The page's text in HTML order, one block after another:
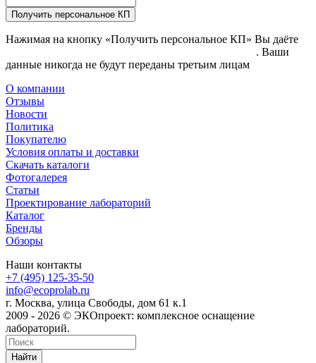
Получить персональное КП
Нажимая на кнопку «Получить персональное КП» Вы даёте
. Ваши
данные никогда не будут переданы третьим лицам
О компании
Отзывы
Новости
Политика
Покупателю
Условия оплаты и доставки
Скачать каталоги
Фотогалерея
Статьи
Проектирование лабораторий
Каталог
Бренды
Обзоры
Наши контакты
+7 (495) 125-35-50
info@ecoprolab.ru
г. Москва, улица Свободы, дом 61 к.1
2009 - 2026 © ЭКОпроект: комплексное оснащение
лабораторий.
Найти